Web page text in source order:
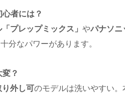
者には？
プレップミックス」 やパナソニ
分なパワーがあります。
？
り外し可のモデルは洗いやすい